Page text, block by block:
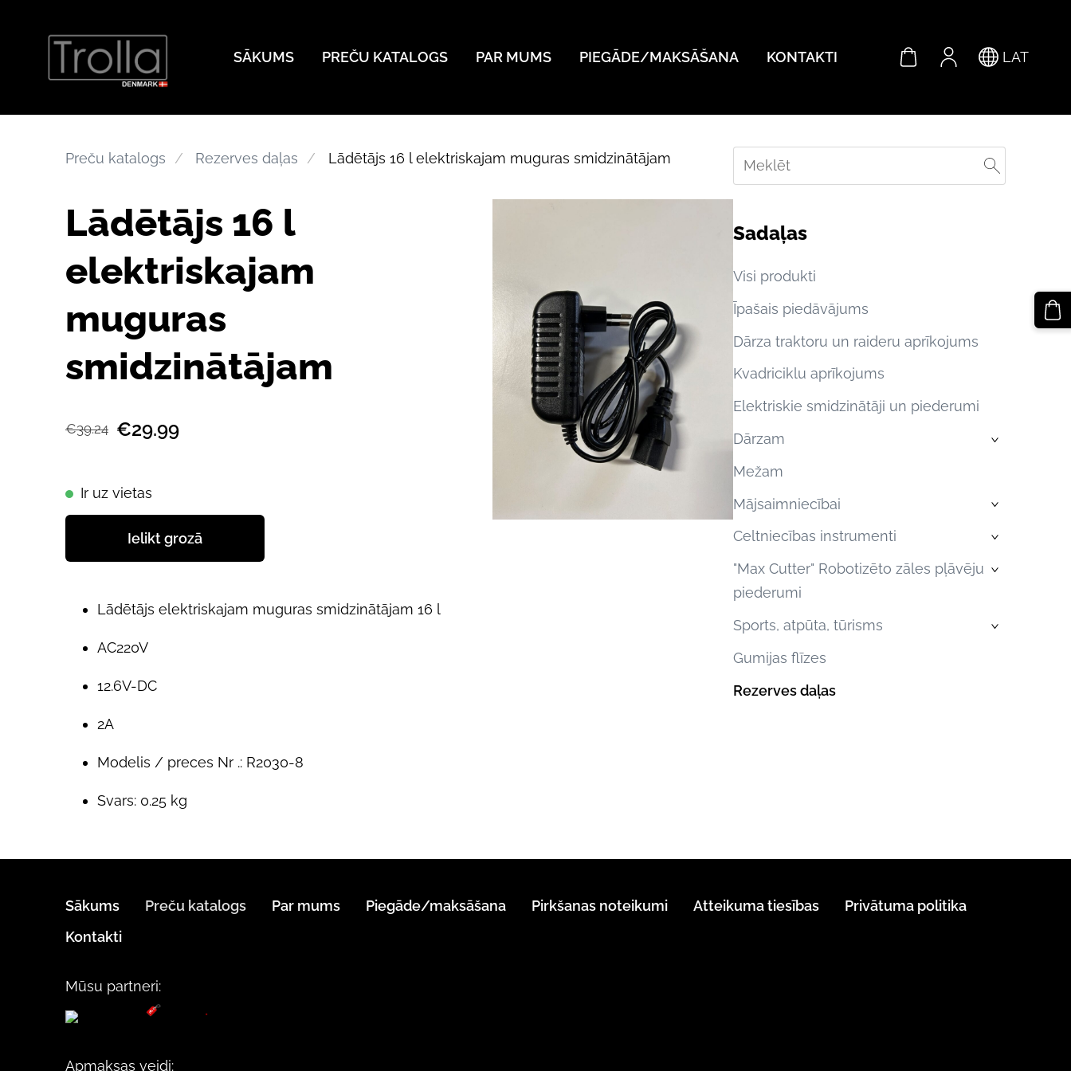
SĀKUMS PREČU KATALOGS PAR MUMS PIEGĀDE/MAKSĀŠANA KONTAKTI LAT
Sadaļas
Visi produkti
Īpašais piedāvājums
Dārza traktoru un raideru aprīkojums
Kvadriciklu aprīkojums
Elektriskie smidzinātāji un piederumi
Dārzam
›
Mežam
Mājsaimniecībai
›
Celtniecības instrumenti ›
"Max Cutter" Robotizēto zāles pļāvēju
piederumi
›
Sports, atpūta, tūrisms ›
Gumijas flīzes
Rezerves daļas
Preču katalogs Rezerves daļas Lādētājs 16 l elektriskajam muguras smidzinātājam
Lādētājs 16 l
elektriskajam
muguras
smidzinātājam
€39.24 €29.99
Ir uz vietas
Ielikt grozā
Lādētājs elektriskajam muguras smidzinātājam 16 l
AC220V
12.6V-DC
2A
Modelis / preces Nr .: R2030-8
Svars: 0.25 kg
Sākums Preču katalogs Par mums Piegāde/maksāšana Pirkšanas noteikumi Atteikuma tiesības
Privātuma politika
Kontakti
Mūsu partneri:
Apmaksas veidi: